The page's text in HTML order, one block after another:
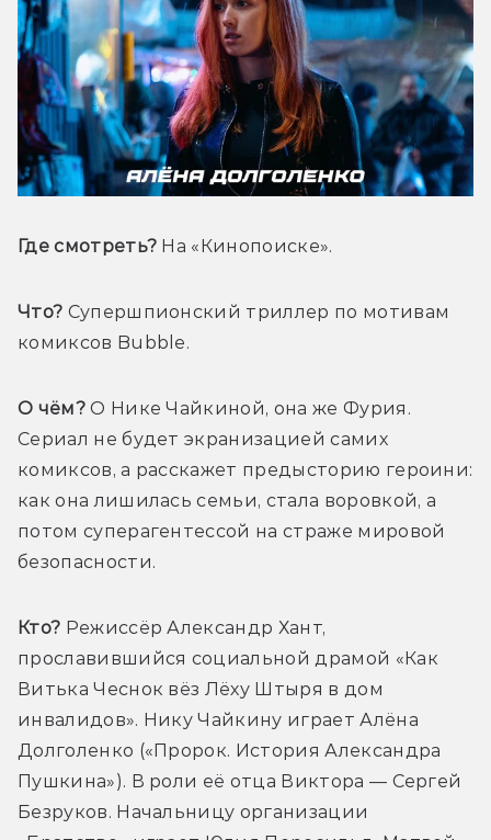
Где смотреть? На «Кинопоиске».
Что? Супершпионский триллер по мотивам
комиксов Bubble.
О чём? О Нике Чайкиной, она же Фурия.
Сериал не будет экранизацией самих
комиксов, а расскажет предысторию героини:
как она лишилась семьи, стала воровкой, а
потом суперагентессой на страже мировой
безопасности.
Кто? Режиссёр Александр Хант,
прославившийся социальной драмой «Как
Витька Чеснок вёз Лёху Штыря в дом
инвалидов». Нику Чайкину играет Алёна
Долголенко («Пророк. История Александра
Пушкина»). В роли её отца Виктора — Сергей
Безруков. Начальницу организации